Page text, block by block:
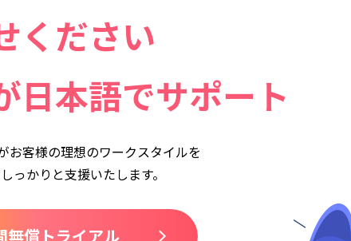
ください
日本語でサポート
お客様の理想のワークスタイルを
っかりと支援いたします。
無償トライアル